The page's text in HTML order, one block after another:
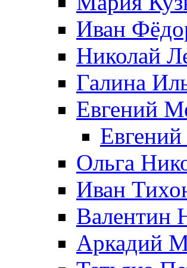
Иван
Николай
Галина
Евгений
Ольга
Иван
Валентин
Аркадий